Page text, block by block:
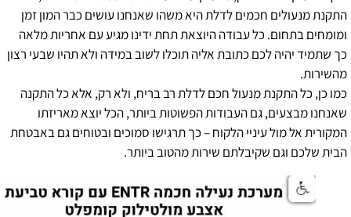
התקנת מנעולים חכמים לדלת היא משהו שאנחנו עושים כבר המון זמן
ומומחים בתחום. כל עבודה היוצאת תחת ידינו מגיע עם אחריות מלאה
כך שתמיד יהיה לכם כתובת אליה תוכלו לשוב במידה ולא תהיו שבעי רצון
מהשירות.
כמו כן, כל התקנת מנעול חכם לדלת רב בריח, ולא רק, אלא כל התקנה
שאנחנו מבצעים, גם העבודות הפשוטות ביותר, הכל יוצא מאריזתו
המקורית אל מול עיניי הלקוח – כך תרגישו סמוכים ובטוחים גם באבטחת
הבית שלכם וגם שקיבלתם שירות מהטוב ביותר.